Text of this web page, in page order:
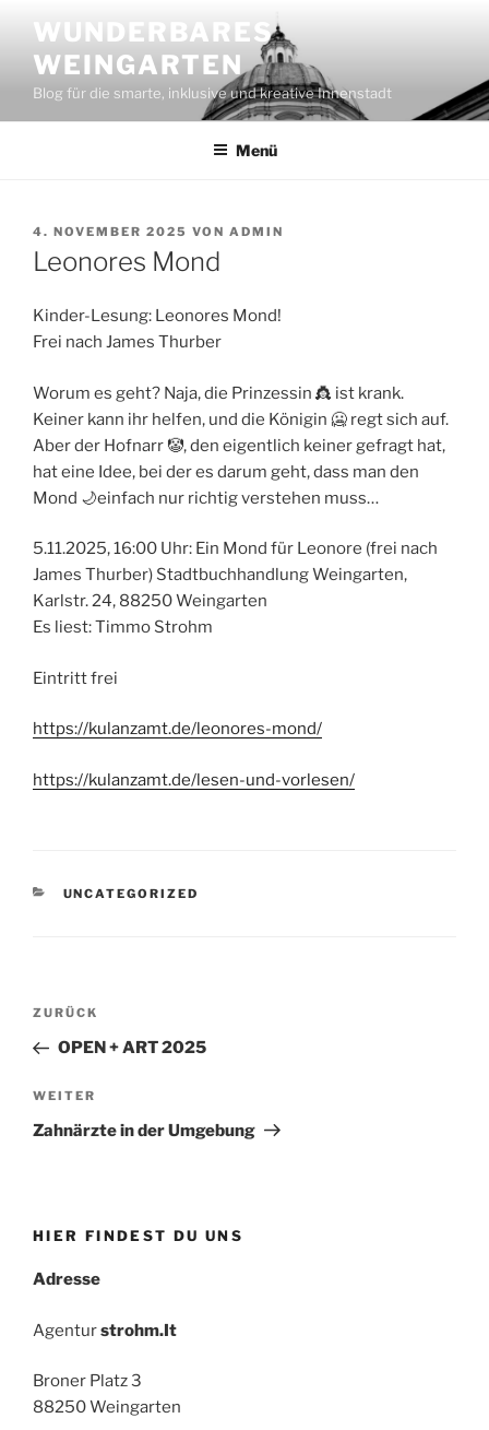
Inhalt
springen
WUNDERBARES
WEINGARTEN
Blog für die smarte, inklusive und kreative Innenstadt
Menü
VERÖFFENTLICHT
AM
4. NOVEMBER 2025 VON ADMIN
Leonores Mond
Kinder-Lesung: Leonores Mond!
Frei nach James Thurber
Worum es geht? Naja, die Prinzessin 👸 ist krank.
Keiner kann ihr helfen, und die Königin 🥶 regt sich auf.
Aber der Hofnarr 🤡, den eigentlich keiner gefragt hat,
hat eine Idee, bei der es darum geht, dass man den
Mond 🌙einfach nur richtig verstehen muss…
5.11.2025, 16:00 Uhr: Ein Mond für Leonore (frei nach
James Thurber) Stadtbuchhandlung Weingarten,
Karlstr. 24, 88250 Weingarten
Es liest: Timmo Strohm
Eintritt frei
https://kulanzamt.de/leonores-mond/
https://kulanzamt.de/lesen-und-vorlesen/
KATEGORIEN
UNCATEGORIZED
Beitrags-
Vorheriger
Beitrag
ZURÜCK
OPEN + ART 2025
Nächster
Beitrag
WEITER
Zahnärzte in der Umgebung
HIER FINDEST DU UNS
Adresse
Agenturstrohm.It
Broner Platz 3
88250 Weingarten